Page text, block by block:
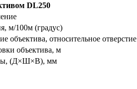
DL250
м/100м (градус)
объектива, относительное отверстие
объектива, м
(Д×Ш×В), мм